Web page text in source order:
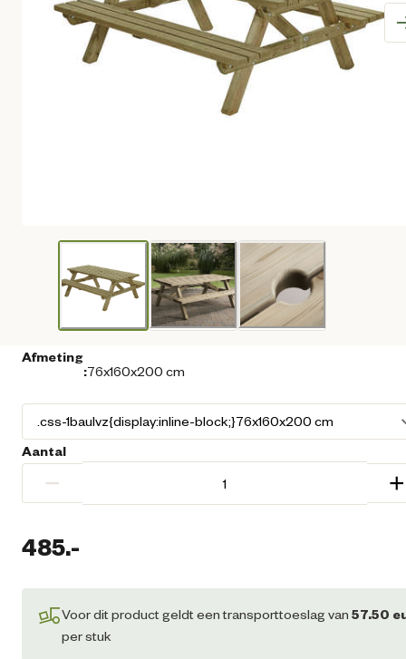
Afmeting
:76x160x200 cm
Aantal
− +
485.-
Huidige prijs € 485,00
Voor dit product geldt een transporttoeslag van 57.50
per stuk